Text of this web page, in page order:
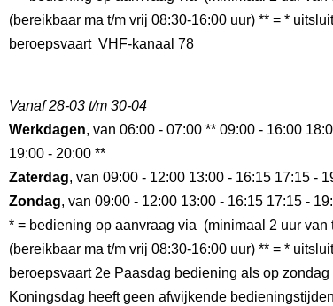
(bereikbaar ma t/m vrij 08:30-16:00 uur) ** = *
beroepsvaart VHF-kanaal 78
Vanaf 28-03 t/m 30-04
Werkdagen, van 06:00 - 07:00 ** 09:00 - 16:00
19:00 - 20:00 **
Zaterdag, van 09:00 - 12:00 13:00 - 16:15 17:15 -
Zondag, van 09:00 - 12:00 13:00 - 16:15 17:15 -
* = bediening op aanvraag via (minimaal 2 uur van
(bereikbaar ma t/m vrij 08:30-16:00 uur) ** = *
beroepsvaart 2e Paasdag bediening als op zondag
Koningsdag heeft geen afwijkende